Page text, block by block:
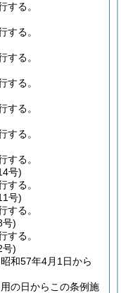
する。
する。
する。
する。
する。
する。
する。
号)
する。
号)
する。
号)
する。
号)
和57年4月1日から
の日からこの条例施